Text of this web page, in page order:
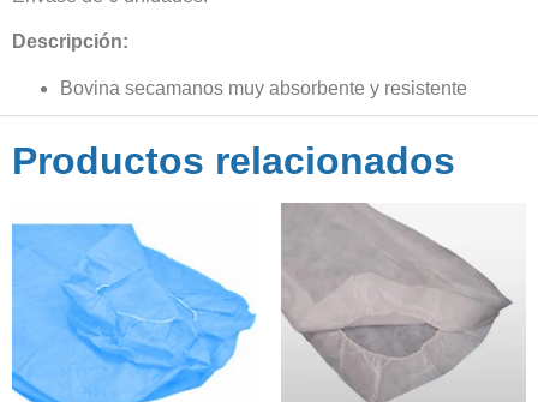
Descripción:
Bovina secamanos muy absorbente y resistente
Productos relacionados